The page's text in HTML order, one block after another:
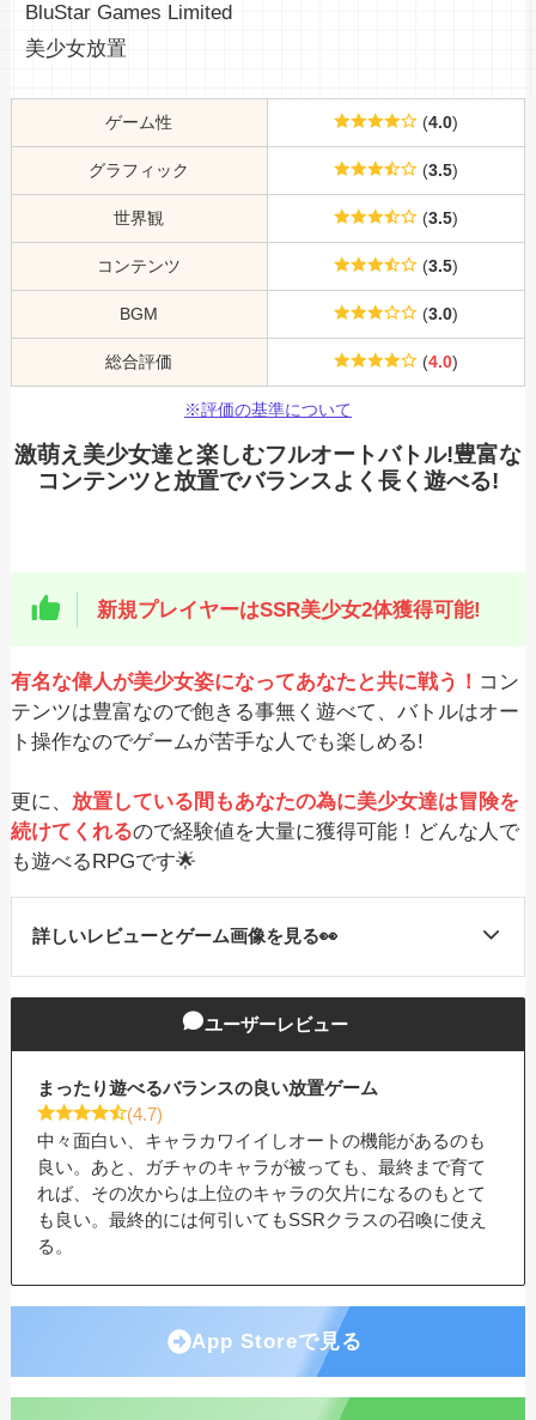
BluStar Games Limited
美少女放置
ゲーム性 (4.0)
グラフィック (3.5)
世界観 (3.5)
コンテンツ (3.5)
BGM (3.0)
総合評価 (4.0)
※評価の基準について
激萌え美少女達と楽しむフルオートバトル!豊富な
コンテンツと放置でバランスよく長く遊べる!
新規プレイヤーはSSR美少女2体獲得可能!
有名な偉人が美少女姿になってあなたと共に戦う！ コン
テンツは豊富なので飽きる事無く遊べて、バトルはオー
ト操作なのでゲームが苦手な人でも楽しめる!
更に、 放置している間もあなたの為に美少女達は冒険を
続けてくれるので経験値を大量に獲得可能！どんな人で
も遊べるRPGです🌟
詳しいレビューとゲーム画像を見る👀
ドラゴンとガールズ交響曲の特徴
あの偉人も美少女となって登場⁉︎好みのハ
ントレスを集めよう！
物語の進行には戦略性も大切！装備や組
み合わせにも注目
ユーザーレビュー
まったり遊べるバランスの良い放置ゲーム
(4.7)
中々面白い、キャラカワイイしオートの機能があるのも
良い。あと、ガチャのキャラが被っても、最終まで育て
れば、その次からは上位のキャラの欠片になるのもとて
も良い。最終的には何引いてもSSRクラスの召喚に使え
る。
App Storeで見る